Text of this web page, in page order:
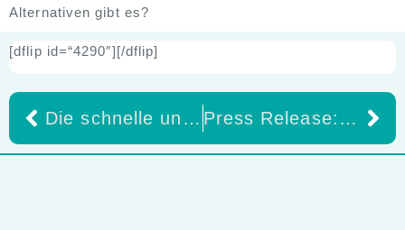
Alternativen gibt es?
[dflip id=“4290″][/dflip]
Die schnelle und kostengünstige Friktionserneuerung mit dem Quick-tec System der Si-tec GmbH Press Release: Findings of the 7th ITI Consensus Conference published and available.